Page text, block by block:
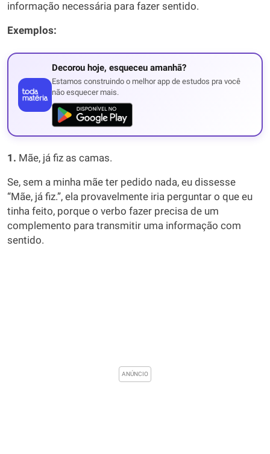
informação necessária para fazer sentido.
Exemplos:
Decorou hoje, esqueceu amanhã?
Estamos construindo o melhor app de estudos pra você
não esquecer mais.
1. Mãe, já fiz as camas.
Se, sem a minha mãe ter pedido nada, eu dissesse
“Mãe, já fiz.”, ela provavelmente iria perguntar o que eu
tinha feito, porque o verbo fazer precisa de um
complemento para transmitir uma informação com
sentido.